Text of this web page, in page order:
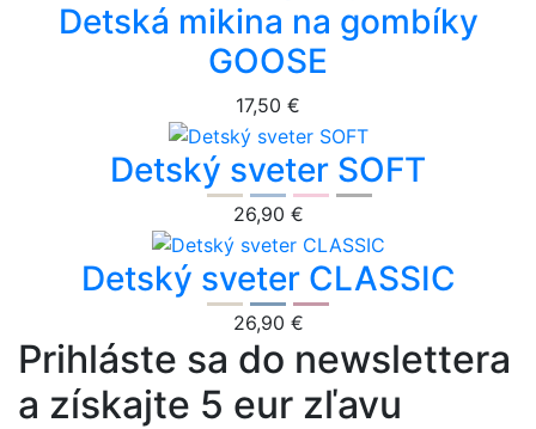
Detská mikina na gombíky
GOOSE
17,50 €
Detský sveter SOFT
26,90 €
Detský sveter CLASSIC
26,90 €
Prihláste sa do newslettera
a získajte 5 eur zľavu